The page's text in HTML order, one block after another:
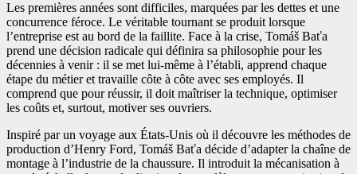
Les premières années sont difficiles, marquées par les dettes et une
concurrence féroce. Le véritable tournant se produit lorsque
l’entreprise est au bord de la faillite. Face à la crise, Tomáš Baťa
prend une décision radicale qui définira sa philosophie pour les
décennies à venir : il se met lui-même à l’établi, apprend chaque
étape du métier et travaille côte à côte avec ses employés. Il
comprend que pour réussir, il doit maîtriser la technique, optimiser
les coûts et, surtout, motiver ses ouvriers.
Inspiré par un voyage aux États-Unis où il découvre les méthodes de
production d’Henry Ford, Tomáš Baťa décide d’adapter la chaîne de
montage à l’industrie de la chaussure. Il introduit la mécanisation à